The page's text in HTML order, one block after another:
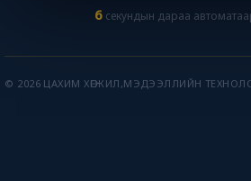
6 секундын дараа
© 2026 ЦАХИМ ХӨГЖИЛ,МЭДЭЭЛЛИЙН